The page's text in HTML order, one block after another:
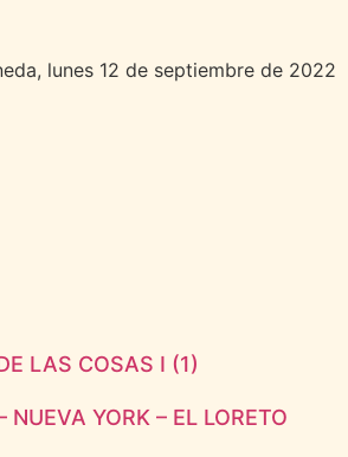
lunes 12 de septiembre de 2022
LAS COSAS I (1)
NUEVA YORK – EL LORETO